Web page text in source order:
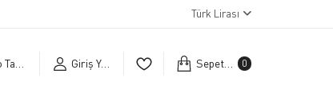
Türk Lirası
Giriş Yap Sepetim 0